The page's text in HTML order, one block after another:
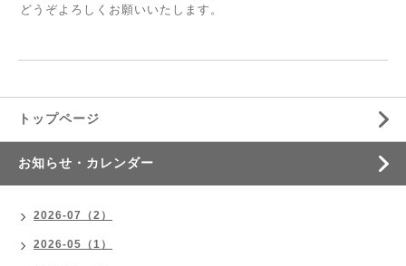
どうぞよろしくお願いいたします。
トップページ
お知らせ・カレンダー
2026-07（2）
2026-05（1）